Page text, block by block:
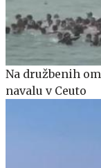
Na družbenih
navalu v Ceuto